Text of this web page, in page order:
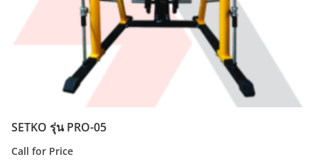
SETKO รุ่น PRO-05
Call for Price